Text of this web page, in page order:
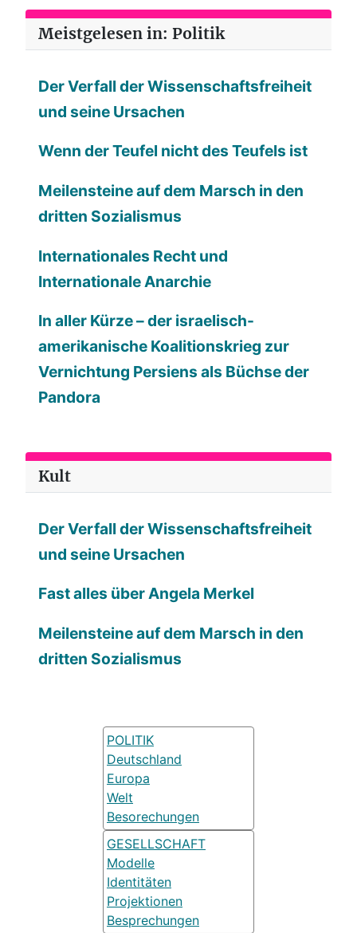
Meistgelesen in: Politik
Der Verfall der Wissenschaftsfreiheit
und seine Ursachen
Wenn der Teufel nicht des Teufels ist
Meilensteine auf dem Marsch in den
dritten Sozialismus
Internationales Recht und
Internationale Anarchie
In aller Kürze – der israelisch-
amerikanische Koalitionskrieg zur
Vernichtung Persiens als Büchse der
Pandora
Kult
Der Verfall der Wissenschaftsfreiheit
und seine Ursachen
Fast alles über Angela Merkel
Meilensteine auf dem Marsch in den
dritten Sozialismus
POLITIK
Deutschland
Europa
Welt
Besorechungen
GESELLSCHAFT
Modelle
Identitäten
Projektionen
Besprechungen